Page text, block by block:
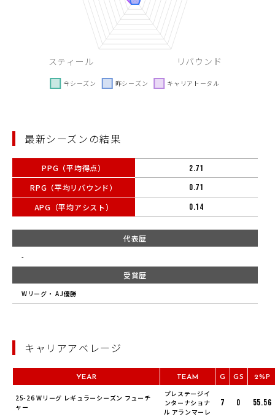
最新シーズンの結果
PPG（平均得点）
RPG（平均リバウンド）
APG（平均アシスト）
2.71
0.71
0.14
代表歴
-
受賞歴
Wリーグ・ AJ優勝
キャリアアベレージ
YEAR TEAM G GS 2%P
25-26 Wリーグ レギュラーシーズン フューチ
ャー
プレステージイ
ンターナショナ
ル アランマーレ
7 0 55.56